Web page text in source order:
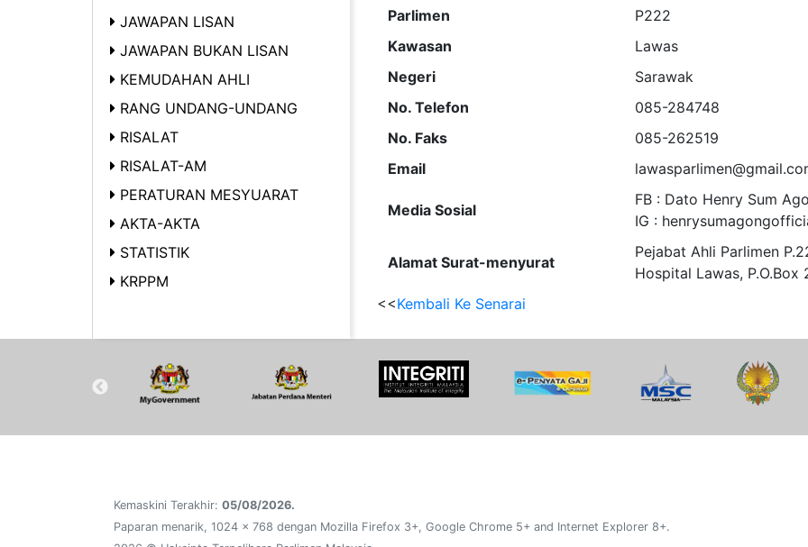
Parlimen
P222
Kawasan
Lawas
Negeri
Sarawak
No. Telefon
085-284748
No. Faks
085-262519
Email
Media Sosial
FB : Dato Henry Sum
IG :
Alamat Surat-menyurat
Pejabat Ahli Parlimen
Hospital Lawas,
<<Kembali Ke Senarai
JAWAPAN LISAN
JAWAPAN BUKAN LISAN
KEMUDAHAN AHLI
RANG UNDANG-UNDANG
RISALAT
RISALAT-AM
PERATURAN MESYUARAT
AKTA-AKTA
STATISTIK
KRPPM
Kemaskini Terakhir: 05/08/2026.
Paparan menarik, 1024 x 768 dengan Mozilla Firefox 3+, Google Chrome 5+ and Internet Explorer 8+.